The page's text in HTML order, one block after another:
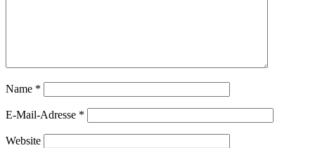
Name *
E-Mail-Adresse *
Website